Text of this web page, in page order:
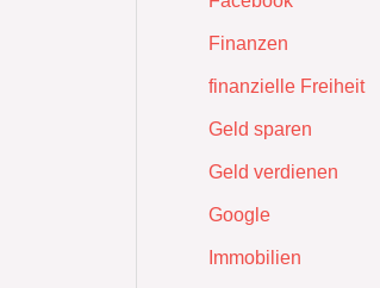
Finanzen
finanzielle Freiheit
Geld sparen
Geld verdienen
Google
Immobilien